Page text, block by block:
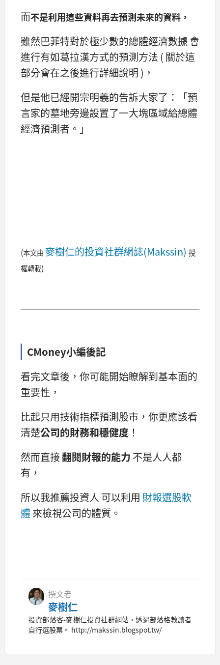
而不是利用這些資料再去預測未來的資料，
雖然巴菲特對於極少數的總體經濟數據 會
進行有如葛拉漢方式的預測方法 ( 關於這
部分會在之後進行詳細說明 )，
但是他已經開宗明義的告訴大家了：「預
言家的墓地旁邊設置了一大塊區域給總體
經濟預測者。」
(本文由 麥樹仁的投資社群網誌(Makssin) 授
權轉載)
CMoney小編後記
看完文章後，你可能開始瞭解到基本面的
重要性，
比起只用技術指標預測股市，你更應該看
清楚公司的財務和穩健度 ！
然而直接翻閱財報的能力 不是人人都
有，
所以我推薦投資人 可以利用 財報選股軟
體 來檢視公司的體質。
撰文者
麥樹仁
投資部落客-麥樹仁投資社群網站，透過部落格教讀者
自行選股票。 http://makssin.blogspot.tw/